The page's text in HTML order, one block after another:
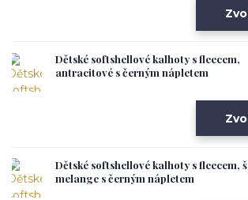
Dětské softshellové kalhoty s fleecem,
antracitové s černým nápletem
Dětské softshellové kalhoty s fleecem,
melange s černým nápletem